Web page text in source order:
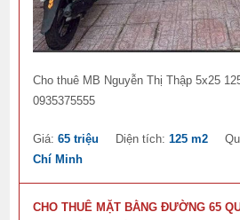
Cho thuê MB Nguyễn Thị Thập 5x25
0935375555
Giá:65 triệu Diện tích:125 m2
Chí Minh
CHO THUÊ MẶT BẰNG ĐƯỜNG 65